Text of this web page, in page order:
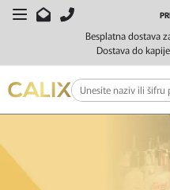
Besplatna dostava
Dostava do
FILTERI
SORTIRAJ